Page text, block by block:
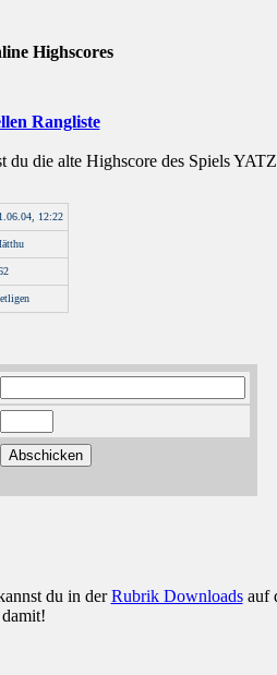
Highscores
Rangliste
du die alte Highscore des Spiels
12:22
du in derRubrik Downloadsauf